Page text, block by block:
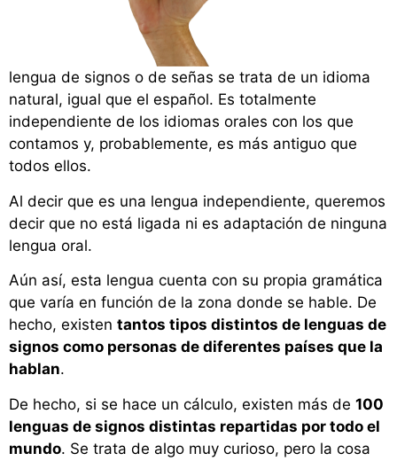
lengua de signos o de señas se trata de un idioma
natural, igual que el español. Es totalmente
independiente de los idiomas orales con los que
contamos y, probablemente, es más antiguo que
todos ellos.
Al decir que es una lengua independiente, queremos
decir que no está ligada ni es adaptación de ninguna
lengua oral.
Aún así, esta lengua cuenta con su propia gramática
que varía en función de la zona donde se hable. De
hecho, existen tantos tipos distintos de lenguas de
signos como personas de diferentes países que la
hablan.
De hecho, si se hace un cálculo, existen más de 100
lenguas de signos distintas repartidas por todo el
mundo. Se trata de algo muy curioso, pero la cosa